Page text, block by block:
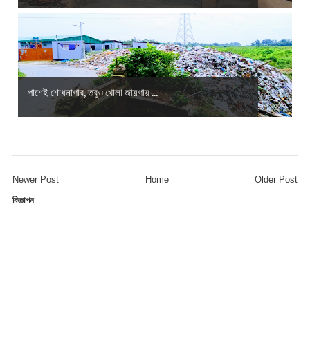
পাশেই শোধনাগার, তবুও খোলা জায়গায় ...
Newer Post Older Post
Home
বিজ্ঞাপন